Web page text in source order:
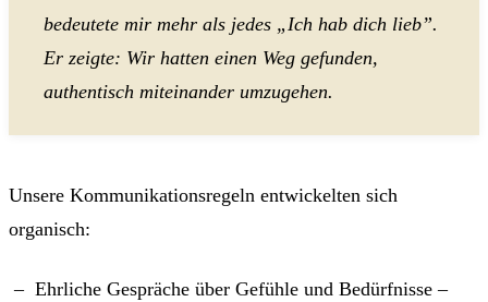
bedeutete mir mehr als jedes „Ich hab dich lieb”.
Er zeigte: Wir hatten einen Weg gefunden,
authentisch miteinander umzugehen.
Unsere Kommunikationsregeln entwickelten sich
organisch:
Ehrliche Gespräche über Gefühle und Bedürfnisse –